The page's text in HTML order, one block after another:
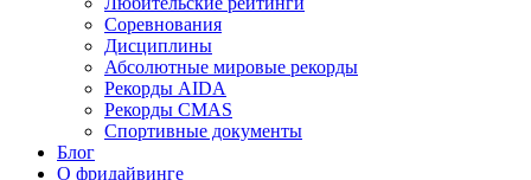
Соревнования
Дисциплины
Абсолютные мировые рекорды
Рекорды AIDA
Рекорды CMAS
Спортивные документы
Блог
О фридайвинге